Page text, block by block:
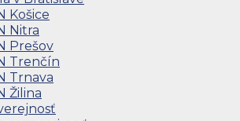
Košice
Nitra
Prešov
Trenčín
Trnava
Žilina